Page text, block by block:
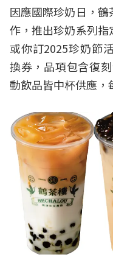
因應國際珍奶日，
作，推出珍奶系列指
或你訂2025珍奶節
換券，品項包含復
動飲品皆中杯供應，